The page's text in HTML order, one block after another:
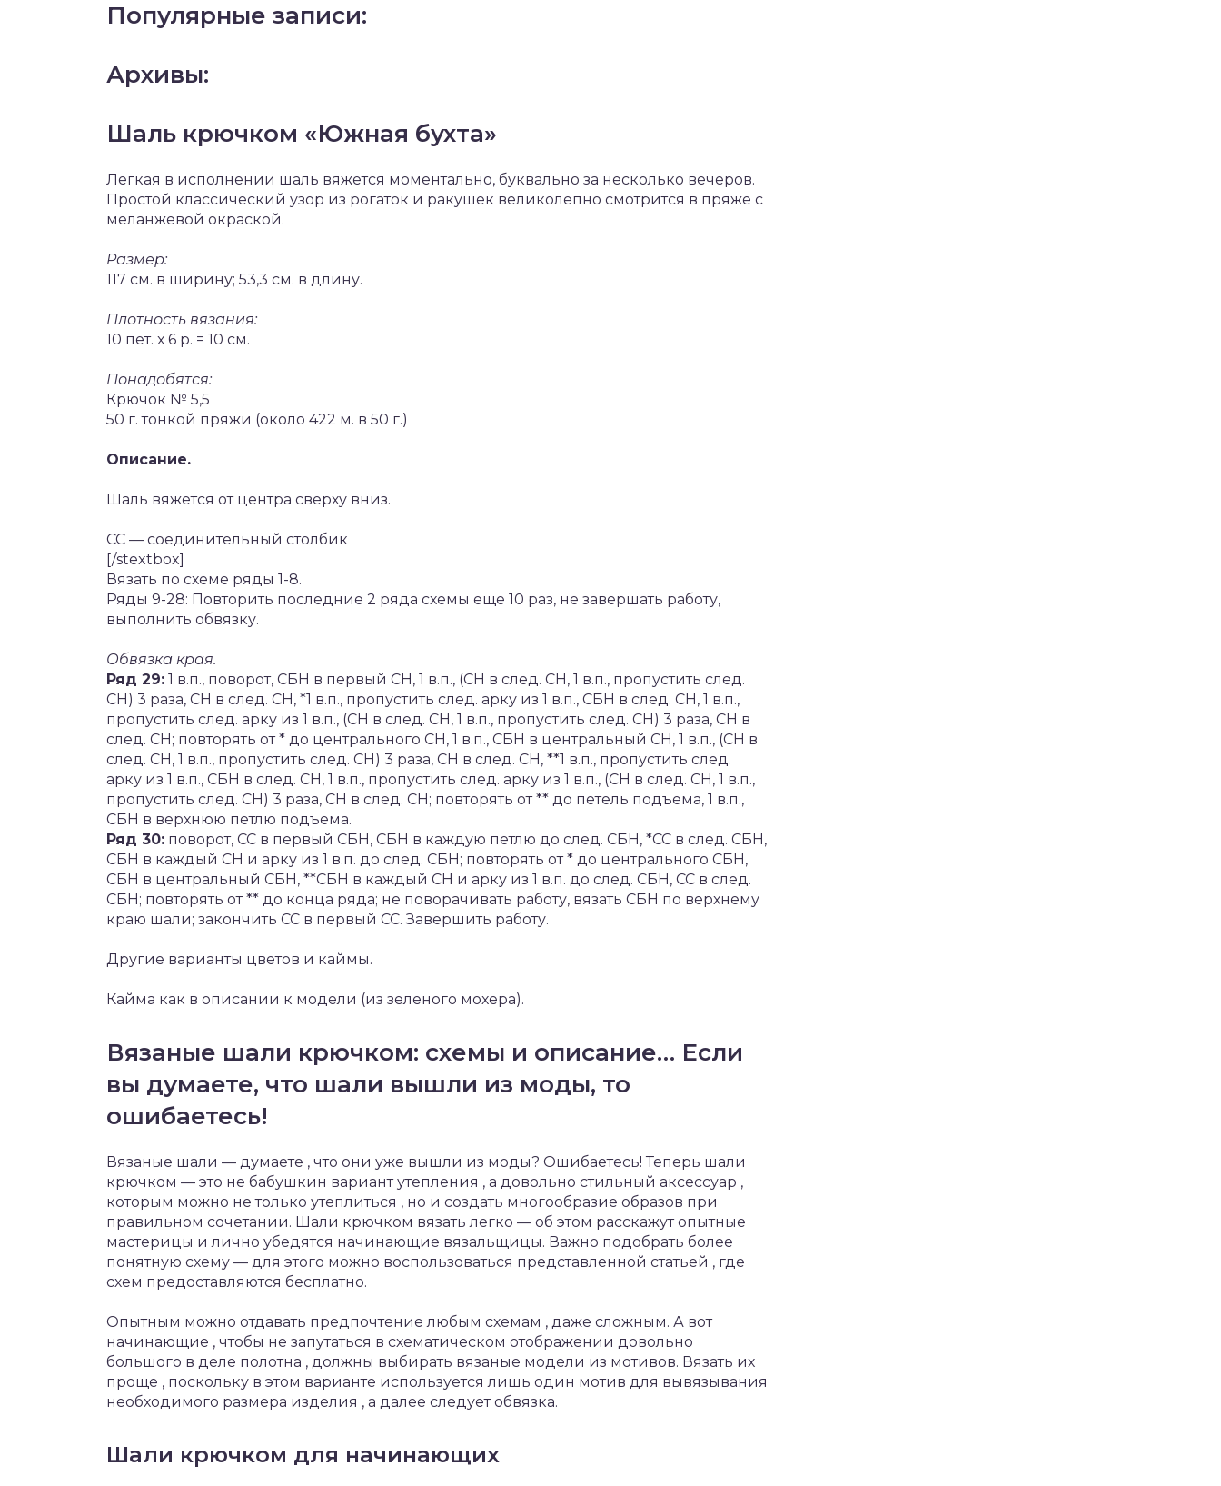
Популярные записи:
Архивы:
Шаль крючком «Южная бухта»
Легкая в исполнении шаль вяжется моментально, буквально за несколько вечеров.
Простой классический узор из рогаток и ракушек великолепно смотрится в пряже с
меланжевой окраской.
Размер:
117 см. в ширину; 53,3 см. в длину.
Плотность вязания:
10 пет. х 6 р. = 10 см.
Понадобятся:
Крючок № 5,5
50 г. тонкой пряжи (около 422 м. в 50 г.)
Описание.
Шаль вяжется от центра сверху вниз.
СС — соединительный столбик
[/stextbox]
Вязать по схеме ряды 1-8.
Ряды 9-28: Повторить последние 2 ряда схемы еще 10 раз, не завершать работу,
выполнить обвязку.
Обвязка края.
Ряд 29: 1 в.п., поворот, СБН в первый СН, 1 в.п., (СН в след. СН, 1 в.п., пропустить след.
СН) 3 раза, СН в след. СН, *1 в.п., пропустить след. арку из 1 в.п., СБН в след. СН, 1 в.п.,
пропустить след. арку из 1 в.п., (СН в след. СН, 1 в.п., пропустить след. СН) 3 раза, СН в
след. СН; повторять от * до центрального СН, 1 в.п., СБН в центральный СН, 1 в.п., (СН в
след. СН, 1 в.п., пропустить след. СН) 3 раза, СН в след. СН, **1 в.п., пропустить след.
арку из 1 в.п., СБН в след. СН, 1 в.п., пропустить след. арку из 1 в.п., (СН в след. СН, 1 в.п.,
пропустить след. СН) 3 раза, СН в след. СН; повторять от ** до петель подъема, 1 в.п.,
СБН в верхнюю петлю подъема.
Ряд 30: поворот, СС в первый СБН, СБН в каждую петлю до след. СБН, *СС в след. СБН,
СБН в каждый СН и арку из 1 в.п. до след. СБН; повторять от * до центрального СБН,
СБН в центральный СБН, **СБН в каждый СН и арку из 1 в.п. до след. СБН, СС в след.
СБН; повторять от ** до конца ряда; не поворачивать работу, вязать СБН по верхнему
краю шали; закончить СС в первый СС. Завершить работу.
Другие варианты цветов и каймы.
Кайма как в описании к модели (из зеленого мохера).
Вязаные шали крючком: схемы и описание… Если
вы думаете, что шали вышли из моды, то
ошибаетесь!
Вязаные шали — думаете , что они уже вышли из моды? Ошибаетесь! Теперь шали
крючком — это не бабушкин вариант утепления , а довольно стильный аксессуар ,
которым можно не только утеплиться , но и создать многообразие образов при
правильном сочетании. Шали крючком вязать легко — об этом расскажут опытные
мастерицы и лично убедятся начинающие вязальщицы. Важно подобрать более
понятную схему — для этого можно воспользоваться представленной статьей , где
схем предоставляются бесплатно.
Опытным можно отдавать предпочтение любым схемам , даже сложным. А вот
начинающие , чтобы не запутаться в схематическом отображении довольно
большого в деле полотна , должны выбирать вязаные модели из мотивов. Вязать их
проще , поскольку в этом варианте используется лишь один мотив для вывязывания
необходимого размера изделия , а далее следует обвязка.
Шали крючком для начинающих